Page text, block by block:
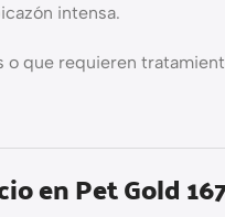
intensa.
que requieren
en Pet Gold